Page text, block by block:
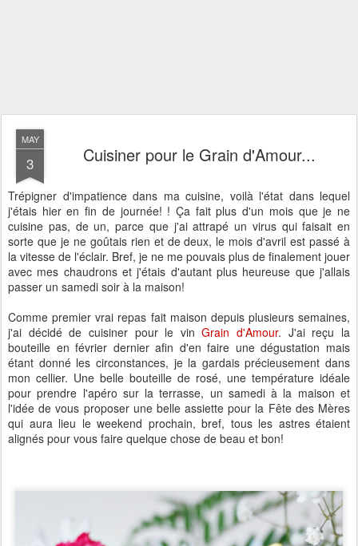
MAY
3 Cuisiner pour le Grain d'Amour...
Trépigner d'impatience dans ma cuisine, voilà l'état dans lequel
j'étais hier en fin de journée! ! Ça fait plus d'un mois que je ne
cuisine pas, de un, parce que j'ai attrapé un virus qui faisait en
sorte que je ne goûtais rien et de deux, le mois d'avril est passé à
la vitesse de l'éclair. Bref, je ne me pouvais plus de finalement jouer
avec mes chaudrons et j'étais d'autant plus heureuse que j'allais
passer un samedi soir à la maison!
Comme premier vrai repas fait maison depuis plusieurs semaines,
j'ai décidé de cuisiner pour le vinGrain d'Amour. J'ai reçu la
bouteille en février dernier afin d'en faire une dégustation mais
étant donné les circonstances, je la gardais précieusement dans
mon cellier. Une belle bouteille de rosé, une température idéale
pour prendre l'apéro sur la terrasse, un samedi à la maison et
l'idée de vous proposer une belle assiette pour la Fête des Mères
qui aura lieu le weekend prochain, bref, tous les astres étaient
alignés pour vous faire quelque chose de beau et bon!